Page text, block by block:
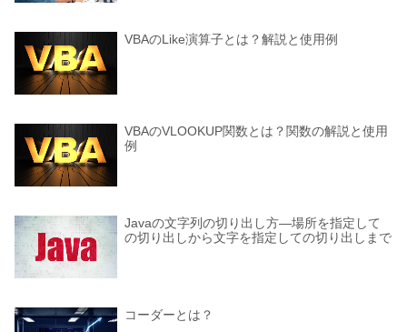
VBAのLike演算子とは？解説と使用例
VBAのVLOOKUP関数とは？関数の解説と使用
例
Javaの文字列の切り出し方―場所を指定して
の切り出しから文字を指定しての切り出しまで
コーダーとは？